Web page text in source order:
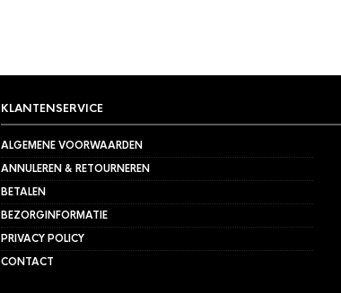
KLANTENSERVICE
ALGEMENE VOORWAARDEN
ANNULEREN & RETOURNEREN
BETALEN
BEZORGINFORMATIE
PRIVACY POLICY
CONTACT